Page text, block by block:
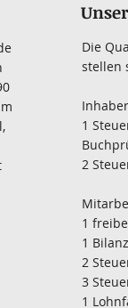
Die
stellen
1
2
1
1
2
3
1